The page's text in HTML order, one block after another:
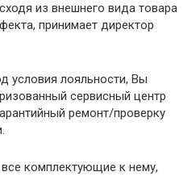
из внешнего вида товара
принимает директор
условия лояльности, Вы
сервисный центр
ремонт/проверку
комплектующие к нему,